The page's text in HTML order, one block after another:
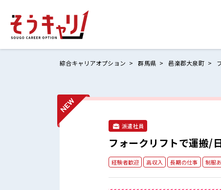
ホームにもど
お気に入りリ
お問い合わせ
綜合キャリアオプション 群馬県 邑楽郡大泉町
派遣社員
フォークリフトで運搬/
経験者歓迎 高収入 長期の仕事 制服